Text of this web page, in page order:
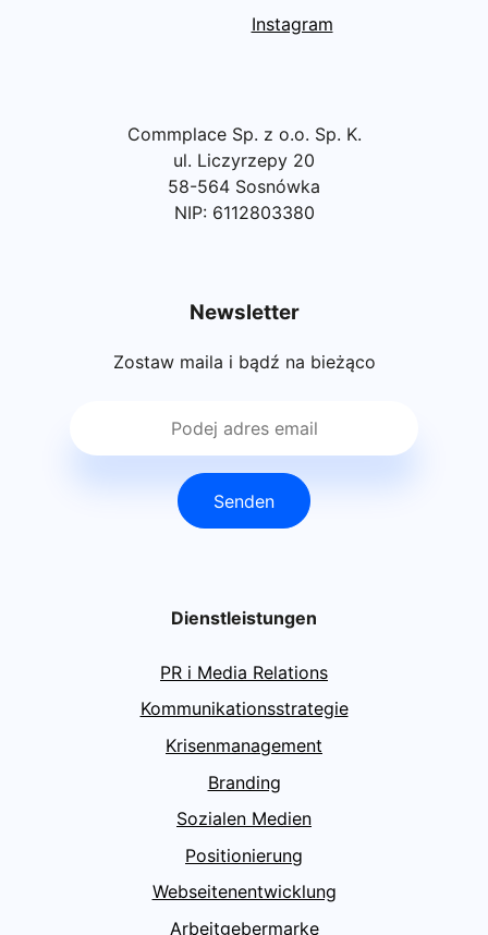
Instagram
Commplace Sp. z o.o. Sp. K.
ul. Liczyrzepy 20
58-564 Sosnówka
NIP: 6112803380
Newsletter
Zostaw maila i bądź na bieżąco
Senden
Dienstleistungen
PR i Media Relations
Kommunikationsstrategie
Krisenmanagement
Branding
Sozialen Medien
Positionierung
Webseitenentwicklung
Arbeitgebermarke